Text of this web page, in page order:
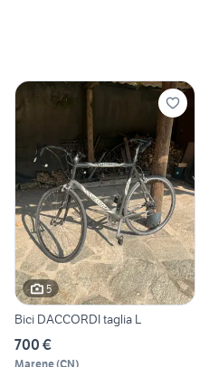
5
Bici DACCORDI taglia L
700 €
Marene(CN)